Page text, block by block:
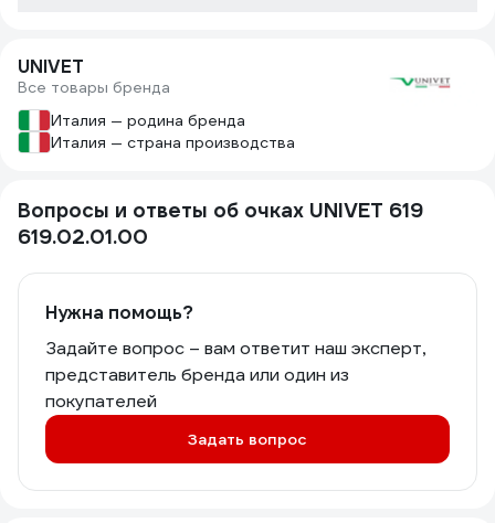
UNIVET
Все товары бренда
Италия — родина бренда
Италия — страна производства
Вопросы и ответы об очках UNIVET 619
619.02.01.00
Нужна помощь?
Задайте вопрос – вам ответит наш эксперт,
представитель бренда или один из
покупателей
Задать вопрос